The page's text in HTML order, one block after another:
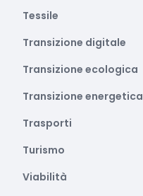
Tessile
Transizione digitale
Transizione ecologica
Transizione energetica
Trasporti
Turismo
Viabilità